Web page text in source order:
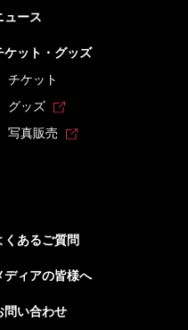
ュース
ケット・グッズ
チケット
グッズ
写真販売
くあるご質問
ディアの皆様へ
問い合わせ